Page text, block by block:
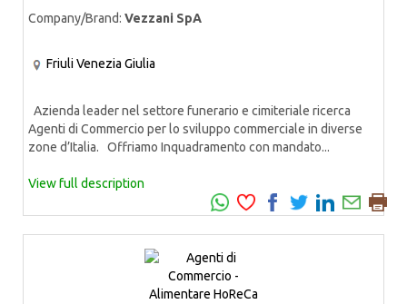
Company/Brand: Vezzani SpA
Friuli Venezia Giulia
Azienda leader nel settore funerario e cimiteriale ricerca
Agenti di Commercio per lo sviluppo commerciale in diverse
zone d’Italia. Offriamo Inquadramento con mandato...
View full description